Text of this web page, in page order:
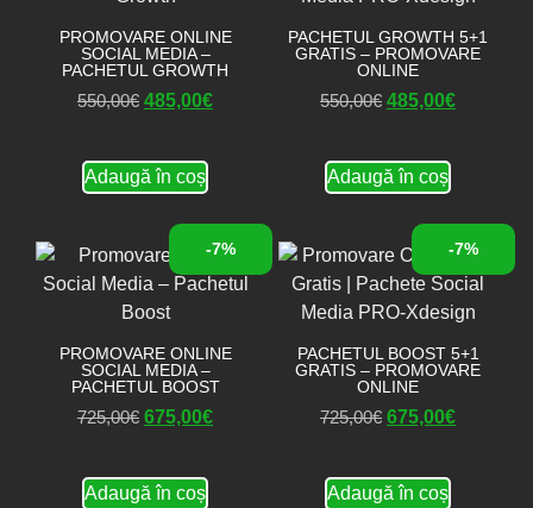
PROMOVARE ONLINE
SOCIAL MEDIA –
PACHETUL GROWTH
550,00€ 485,00€
Adaugă în coș
PACHETUL GROWTH 5+1
GRATIS – PROMOVARE
ONLINE
550,00€ 485,00€
Adaugă în coș
-7%
PROMOVARE ONLINE
SOCIAL MEDIA –
PACHETUL BOOST
725,00€ 675,00€
Adaugă în coș
-7%
PACHETUL BOOST 5+1
GRATIS – PROMOVARE
ONLINE
725,00€ 675,00€
Adaugă în coș